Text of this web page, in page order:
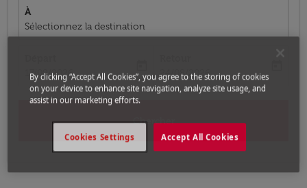
À
Sélectionnez la destination
fc-booking-departure-date-aria-label
17/08/2026
fc-booking-return-date-aria-label
24/08/2026
Chercher
By clicking “Accept All Cookies”, you agree to the storing of cookies
on your device to enhance site navigation, analyze site usage, and
assist in our marketing efforts.
Accept All Cookies
Cookies Settings